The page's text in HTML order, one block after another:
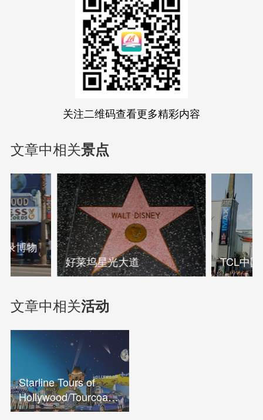
关注二维码查看更多精彩内容
文章中相关景点
录博物
好莱坞星光大道
TCL中
文章中相关活动
Starline Tours of
Hollywood/Tourcoach
Charter & Tours